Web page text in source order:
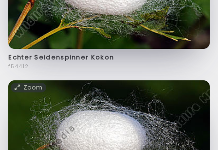
Echter Seidenspinner Kokon
f54412
Zoom